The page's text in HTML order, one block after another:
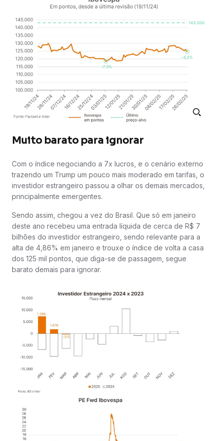
Muito barato para ignorar
Com o índice negociando a 7x lucros, e o cenário externo
trazendo um Trump um pouco mais moderado em tarifas, o
investidor estrangeiro passou a olhar os demais mercados,
principalmente emergentes.
Sendo assim, chegou a vez do Brasil. Que só em janeiro
deste ano recebeu uma entrada líquida de cerca de R$ 7
bilhões do investidor estrangeiro, sendo relevante para a
alta de 4,86% em janeiro e trouxe o índice de volta a casa
dos 125 mil pontos, que diga-se de passagem, segue
barato demais para ignorar.